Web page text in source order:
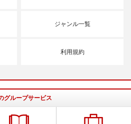
ジャンル一覧
利用規約
グループサービス